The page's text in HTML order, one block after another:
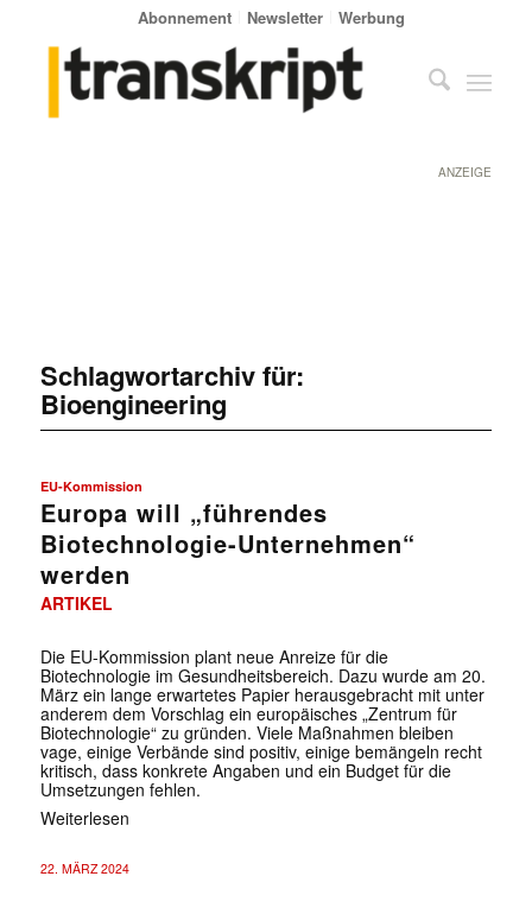
Abonnement Newsletter Werbung
ANZEIGE
Schlagwortarchiv für:
Bioengineering
EU-Kommission
Europa will „führendes
Biotechnologie-Unternehmen“
werden
ARTIKEL
Die EU-Kommission plant neue Anreize für die
Biotechnologie im Gesundheitsbereich. Dazu wurde am 20.
März ein lange erwartetes Papier herausgebracht mit unter
anderem dem Vorschlag ein europäisches „Zentrum für
Biotechnologie“ zu gründen. Viele Maßnahmen bleiben
vage, einige Verbände sind positiv, einige bemängeln recht
kritisch, dass konkrete Angaben und ein Budget für die
Umsetzungen fehlen.
Weiterlesen
22. MÄRZ 2024